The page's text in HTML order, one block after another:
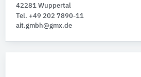
42281 Wuppertal
Tel. +49 202 7890-11
ait.gmbh@gmx.de